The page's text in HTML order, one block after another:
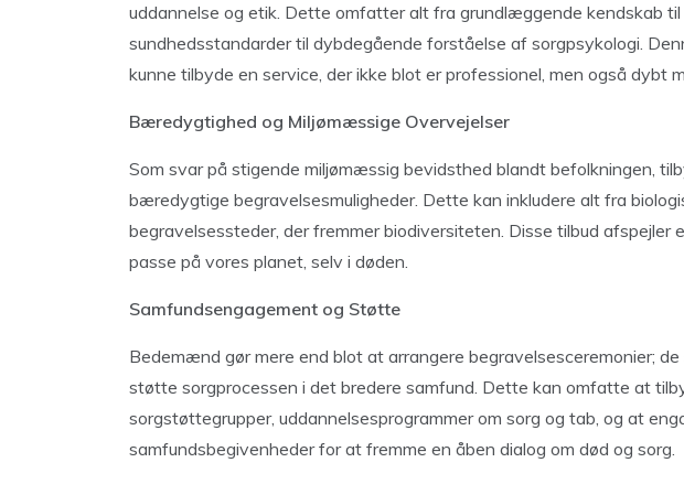
uddannelse og etik. Dette omfatter alt fra grundlæggende kendskab til
sundhedsstandarder til dybdegående forståelse af sorgpsykologi.
kunne tilbyde en service, der ikke blot er professionel, men også dybt
Bæredygtighed og Miljømæssige Overvejelser
Som svar på stigende miljømæssig bevidsthed blandt befolkningen,
bæredygtige begravelsesmuligheder. Dette kan inkludere alt fra
begravelsessteder, der fremmer biodiversiteten. Disse tilbud
passe på vores planet, selv i døden.
Samfundsengagement og Støtte
Bedemænd gør mere end blot at arrangere begravelsesceremonier;
støtte sorgprocessen i det bredere samfund. Dette kan omfatte at
sorgstøttegrupper, uddannelsesprogrammer om sorg og tab, og at
samfundsbegivenheder for at fremme en åben dialog om død og sorg.